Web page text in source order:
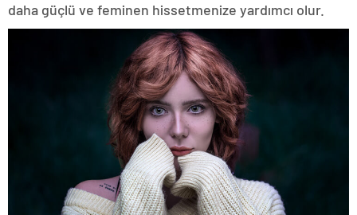
daha güçlü ve feminen hissetmenize yardımcı olur.